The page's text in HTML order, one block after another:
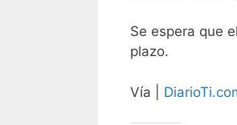
Se espera que
plazo.
Vía |